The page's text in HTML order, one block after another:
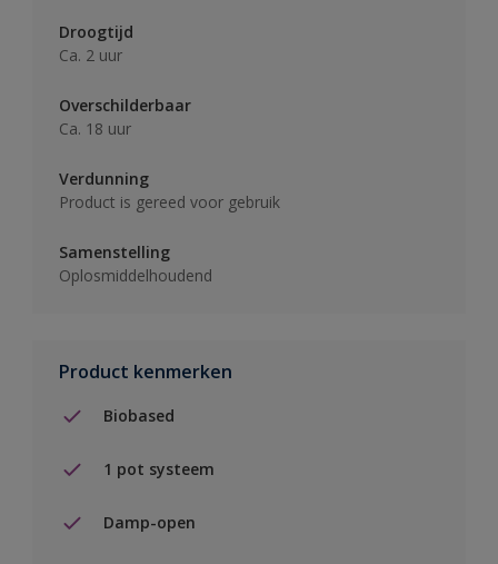
Droogtijd
Ca. 2 uur
Overschilderbaar
Ca. 18 uur
Verdunning
Product is gereed voor gebruik
Samenstelling
Oplosmiddelhoudend
Product kenmerken
Biobased
1 pot systeem
Damp-open